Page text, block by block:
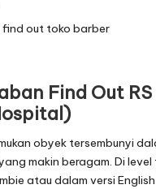
Find Out
obyek tersembunyi
makin beragam. Di
atau dalam versi